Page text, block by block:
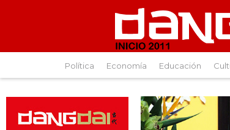
Política Economía Educación